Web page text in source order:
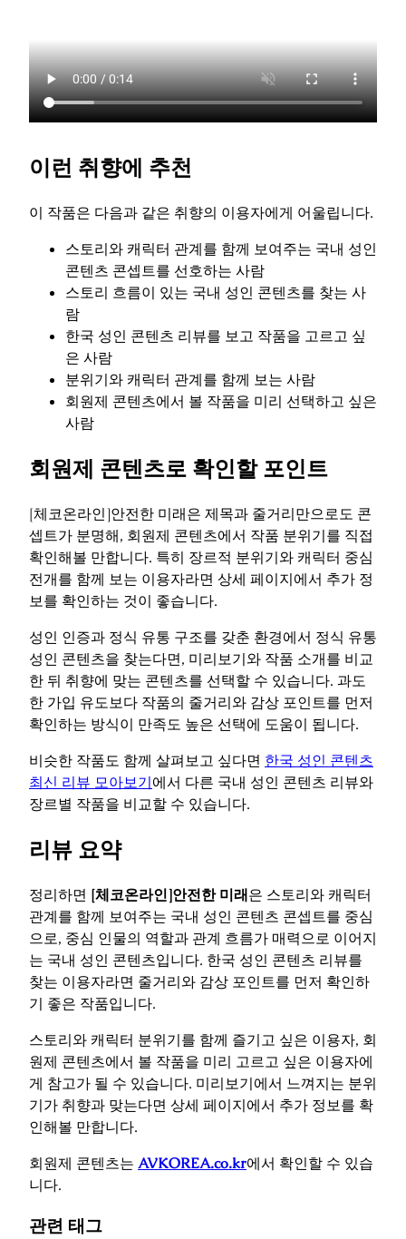
이런 취향에 추천
이 작품은 다음과 같은 취향의 이용자에게 어울립니다.
스토리와 캐릭터 관계를 함께 보여주는 국내 성인
콘텐츠 콘셉트를 선호하는 사람
스토리 흐름이 있는 국내 성인 콘텐츠를 찾는 사
람
한국 성인 콘텐츠 리뷰를 보고 작품을 고르고 싶
은 사람
분위기와 캐릭터 관계를 함께 보는 사람
회원제 콘텐츠에서 볼 작품을 미리 선택하고 싶은
사람
회원제 콘텐츠로 확인할 포인트
[체코온라인]안전한 미래은 제목과 줄거리만으로도 콘
셉트가 분명해, 회원제 콘텐츠에서 작품 분위기를 직접
확인해볼 만합니다. 특히 장르적 분위기와 캐릭터 중심
전개를 함께 보는 이용자라면 상세 페이지에서 추가 정
보를 확인하는 것이 좋습니다.
성인 인증과 정식 유통 구조를 갖춘 환경에서 정식 유통
성인 콘텐츠을 찾는다면, 미리보기와 작품 소개를 비교
한 뒤 취향에 맞는 콘텐츠를 선택할 수 있습니다. 과도
한 가입 유도보다 작품의 줄거리와 감상 포인트를 먼저
확인하는 방식이 만족도 높은 선택에 도움이 됩니다.
비슷한 작품도 함께 살펴보고 싶다면 한국 성인 콘텐츠
최신 리뷰 모아보기에서 다른 국내 성인 콘텐츠 리뷰와
장르별 작품을 비교할 수 있습니다.
리뷰 요약
정리하면 [체코온라인]안전한 미래은 스토리와 캐릭터
관계를 함께 보여주는 국내 성인 콘텐츠 콘셉트를 중심
으로, 중심 인물의 역할과 관계 흐름가 매력으로 이어지
는 국내 성인 콘텐츠입니다. 한국 성인 콘텐츠 리뷰를
찾는 이용자라면 줄거리와 감상 포인트를 먼저 확인하
기 좋은 작품입니다.
스토리와 캐릭터 분위기를 함께 즐기고 싶은 이용자, 회
원제 콘텐츠에서 볼 작품을 미리 고르고 싶은 이용자에
게 참고가 될 수 있습니다. 미리보기에서 느껴지는 분위
기가 취향과 맞는다면 상세 페이지에서 추가 정보를 확
인해볼 만합니다.
회원제 콘텐츠는 AVKOREA.co.kr에서 확인할 수 있습
니다.
관련 태그